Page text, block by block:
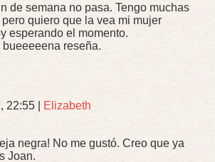
de semana no pasa. Tengo muchas
quiero que la vea mi mujer
esperando el momento.
reseña.
22:55 Elizabeth
negra! No me gustó. Creo que ya
Joan.